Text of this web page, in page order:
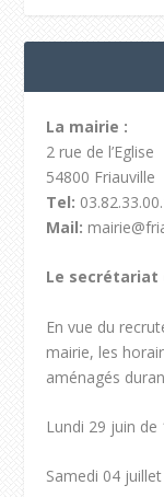
La mairie :
2 rue de l’Eglise
54800 Friauville
Tel:
Mail:
Le secrétariat
En vue du
mairie, les
aménagés
Lundi 29 juin de
Samedi 04